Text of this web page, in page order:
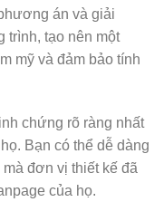
án và giải
trình, tạo nên một
mỹ và đảm bảo tính
chứng rõ ràng nhất
Bạn có thể dễ dàng
đơn vị thiết kế đã
của họ.